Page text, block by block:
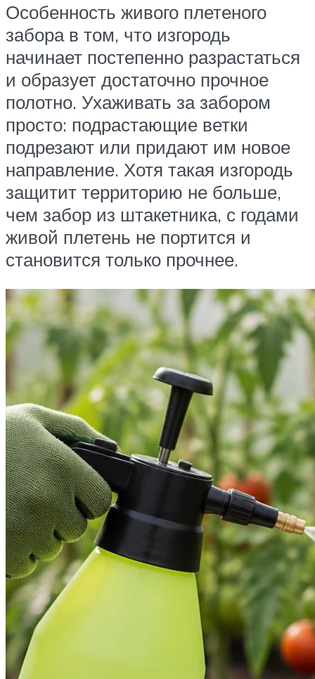
Особенность живого плетеного
забора в том, что изгородь
начинает постепенно разрастаться
и образует достаточно прочное
полотно. Ухаживать за забором
просто: подрастающие ветки
подрезают или придают им новое
направление. Хотя такая изгородь
защитит территорию не больше,
чем забор из штакетника, с годами
живой плетень не портится и
становится только прочнее.